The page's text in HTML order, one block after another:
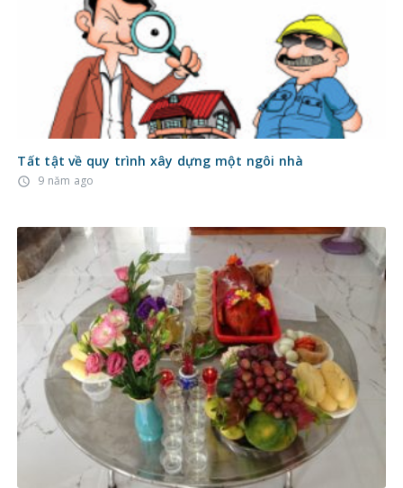
Tất tật về quy trình xây dựng một ngôi nhà
access_time 9 năm ago